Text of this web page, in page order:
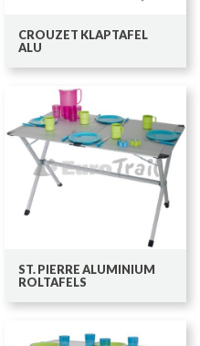
CROUZET KLAPTAFEL
ALU
ST. PIERRE ALUMINIUM
ROLTAFELS